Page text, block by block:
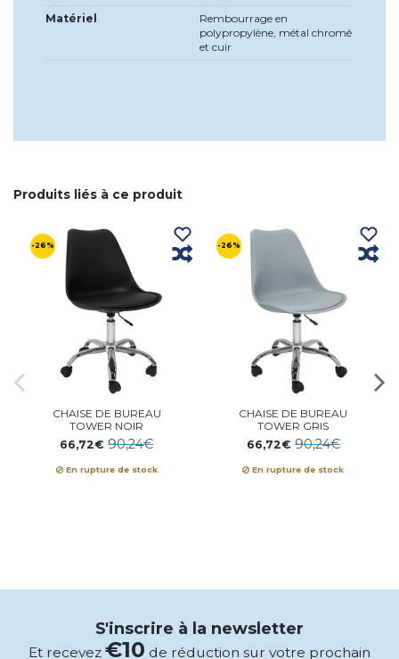
Matériel
Rembourrage en
polypropylène, métal chromé
et cuir
Produits liés à ce produit
-26%
CHAISE DE BUREAU
TOWER NOIR
66,72€90,24€
En rupture de stock
-26%
CHAISE DE BUREAU
TOWER GRIS
66,72€ 90,24€
En rupture de stock
S'inscrire à la newsletter
Et recevez €10 de réduction sur votre prochain